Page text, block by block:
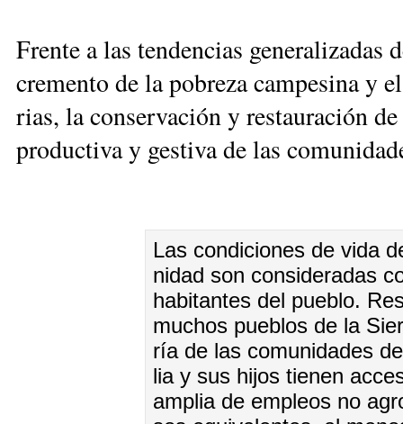
Fren­te a las ten­den­cias
cre­men­to de la po­bre­za cam­pe­si­na y
rias, la con­ser­va­ción y res­tau­ra­ción
pro­duc­ti­va y ges­ti­va de las
Las con­di­cio­nes de vi­da
ni­dad son con­si­de­ra­das
ha­bi­tan­tes del pue­blo.
mu­chos pue­blos de la
ría de las co­mu­ni­da­des
lia y sus hi­jos tie­nen
am­plia de em­pleos no